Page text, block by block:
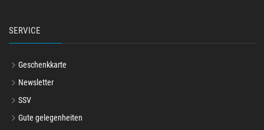
SERVICE
Geschenkkarte
Newsletter
SSV
Gute gelegenheiten